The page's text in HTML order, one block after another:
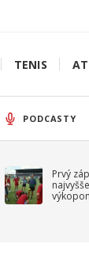
TENIS
PODCASTY
Prvý